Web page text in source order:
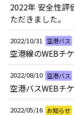
2022年 安全性評
ただきました。
2022/10/31 空港バス
空港線のWEBチ
2022/08/10 空港バス
空港バスWEBチ
2022/05/16 お知らせ